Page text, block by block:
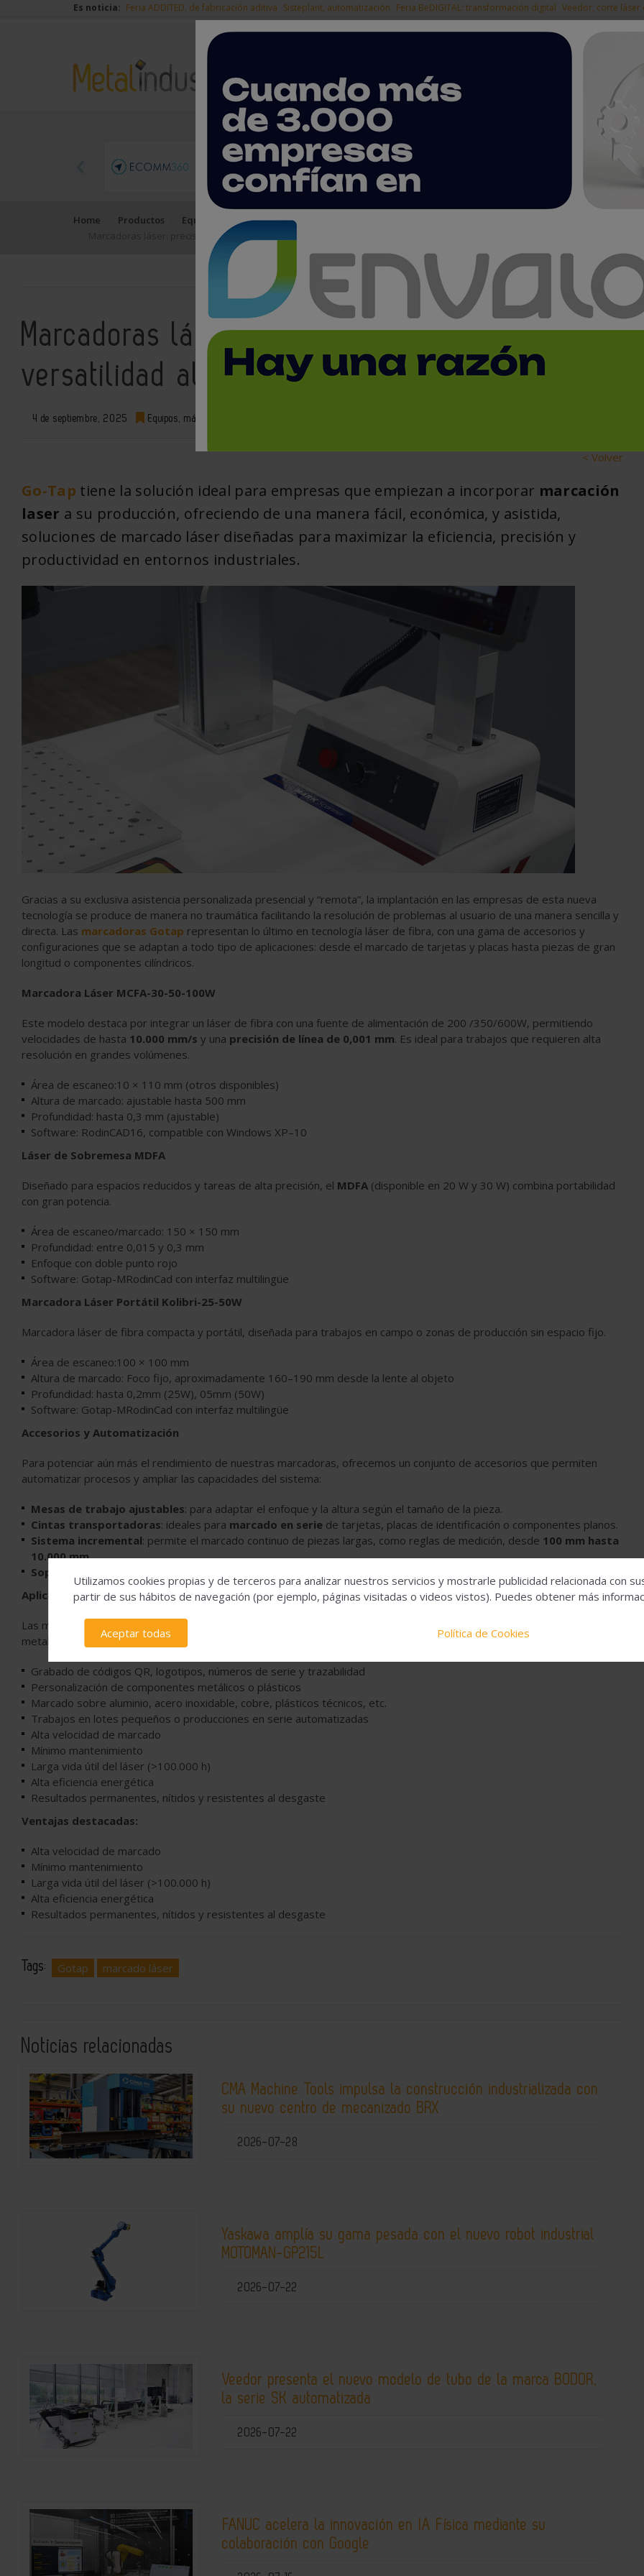
Es noticia: Feria ADDITED, de fabricación aditiva Sisteplant, automatización Feria BeDIGITAL: transformación digital Veedor, corte láser
|
NOTICIAS PRODUCTOS EMPRESAS
Home Productos
Equipos, máquinas y herramientas
Marcadoras láser: precisión, velocidad y versatilidad al servicio de tu producción
Marcadoras láser: precisión, velocidad y
versatilidad al servicio de tu producción
4 de septiembre, 2025 Equipos, máquinas y herramientas
< Volver
Go-Tap tiene la solución ideal para empresas que empiezan a incorporar marcación
laser a su producción, ofreciendo de una manera fácil, económica, y asistida,
soluciones de marcado láser diseñadas para maximizar la eficiencia, precisión y
productividad en entornos industriales.
Gracias a su exclusiva asistencia personalizada presencial y “remota”, la implantación en las empresas de esta nueva
tecnología se produce de manera no traumática facilitando la resolución de problemas al usuario de una manera sencilla y
directa. Las marcadoras Gotap representan lo último en tecnología láser de fibra, con una gama de accesorios y
configuraciones que se adaptan a todo tipo de aplicaciones: desde el marcado de tarjetas y placas hasta piezas de gran
longitud o componentes cilíndricos.
Marcadora Láser MCFA-30-50-100W
Este modelo destaca por integrar un láser de fibra con una fuente de alimentación de 200 /350/600W, permitiendo
velocidades de hasta 10.000 mm/s y una precisión de línea de 0,001 mm. Es ideal para trabajos que requieren alta
resolución en grandes volúmenes.
Área de escaneo:10 × 110 mm (otros disponibles)
Altura de marcado: ajustable hasta 500 mm
Profundidad: hasta 0,3 mm (ajustable)
Software: RodinCAD16, compatible con Windows XP–10
Láser de Sobremesa MDFA
Diseñado para espacios reducidos y tareas de alta precisión, el MDFA (disponible en 20 W y 30 W) combina portabilidad
con gran potencia.
Área de escaneo/marcado: 150 × 150 mm
Profundidad: entre 0,015 y 0,3 mm
Enfoque con doble punto rojo
Software: Gotap-MRodinCad con interfaz multilingüe
Marcadora Láser Portátil Kolibri-25-50W
Marcadora láser de fibra compacta y portátil, diseñada para trabajos en campo o zonas de producción sin espacio fijo.
Área de escaneo:100 × 100 mm
Altura de marcado: Foco fijo, aproximadamente 160–190 mm desde la lente al objeto
Profundidad: hasta 0,2mm (25W), 05mm (50W)
Software: Gotap-MRodinCad con interfaz multilingüe
Accesorios y Automatización
Para potenciar aún más el rendimiento de nuestras marcadoras, ofrecemos un conjunto de accesorios que permiten
automatizar procesos y ampliar las capacidades del sistema:
Mesas de trabajo ajustables: para adaptar el enfoque y la altura según el tamaño de la pieza.
Cintas transportadoras: ideales para marcado en serie de tarjetas, placas de identificación o componentes planos.
Sistema incremental: permite el marcado continuo de piezas largas, como reglas de medición, desde 100 mm hasta
10.000 mm.
Soporte giratorio
Aplicaciones y Beneficios
Las marcadoras Lasermark de Go-Tap son utilizadas en sectores como el automotriz, aeroespacial, médico, electrónico y
metalúrgico. Son ideales para:
Grabado de códigos QR, logotipos, números de serie y trazabilidad
Personalización de componentes metálicos o plásticos
Marcado sobre aluminio, acero inoxidable, cobre, plásticos técnicos, etc.
Trabajos en lotes pequeños o producciones en serie automatizadas
Alta velocidad de marcado
Mínimo mantenimiento
Larga vida útil del láser (>100.000 h)
Alta eficiencia energética
Resultados permanentes, nítidos y resistentes al desgaste
Ventajas destacadas:
Alta velocidad de marcado
Mínimo mantenimiento
Larga vida útil del láser (>100.000 h)
Alta eficiencia energética
Resultados permanentes, nítidos y resistentes al desgaste
Tags: Gotap marcado láser
Noticias relacionadas
CMA Machine Tools impulsa la construcción industrializada con
su nuevo centro de mecanizado BRX
2026-07-28
Yaskawa amplía su gama pesada con el nuevo robot industrial
MOTOMAN-GP215L
2026-07-22
Veedor presenta el nuevo modelo de tubo de la marca BODOR,
la serie SK automatizada
2026-07-22
FANUC acelera la innovación en IA Física mediante su
colaboración con Google
Utilizamos cookies propias y de terceros para analizar nuestros servicios y mostrarle publicidad relacionada con
partir de sus hábitos de navegación (por ejemplo, páginas visitadas o videos vistos). Puedes obtener más
Aceptar todas Política de Cookies